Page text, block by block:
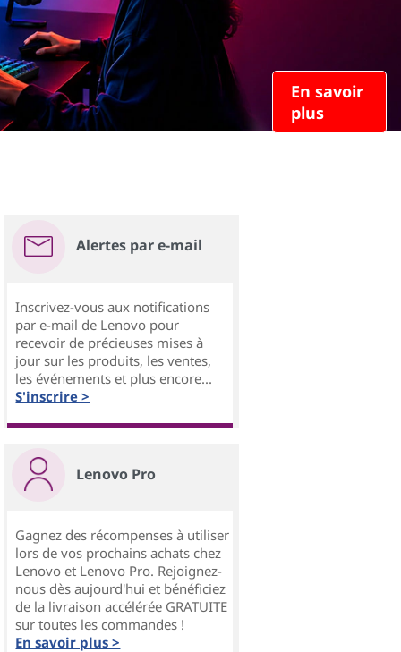
En savoir
plus
Alertes par e-mail
Inscrivez-vous aux notifications
par e-mail de Lenovo pour
recevoir de précieuses mises à
jour sur les produits, les ventes,
les événements et plus encore...
S'inscrire >
Lenovo Pro
Gagnez des récompenses à utiliser
lors de vos prochains achats chez
Lenovo et Lenovo Pro. Rejoignez-
nous dès aujourd'hui et bénéficiez
de la livraison accélérée GRATUITE
sur toutes les commandes !
En savoir plus >